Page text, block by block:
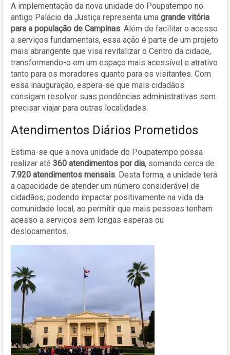
A implementação da nova unidade do Poupatempo no
antigo Palácio da Justiça representa uma grande vitória
para a população de Campinas. Além de facilitar o acesso
a serviços fundamentais, essa ação é parte de um projeto
mais abrangente que visa revitalizar o Centro da cidade,
transformando-o em um espaço mais acessível e atrativo
tanto para os moradores quanto para os visitantes. Com
essa inauguração, espera-se que mais cidadãos
consigam resolver suas pendências administrativas sem
precisar viajar para outras localidades.
Atendimentos Diários Prometidos
Estima-se que a nova unidade do Poupatempo possa
realizar até 360 atendimentos por dia, somando cerca de
7.920 atendimentos mensais. Desta forma, a unidade terá
a capacidade de atender um número considerável de
cidadãos, podendo impactar positivamente na vida da
comunidade local, ao permitir que mais pessoas tenham
acesso a serviços sem longas esperas ou
deslocamentos.